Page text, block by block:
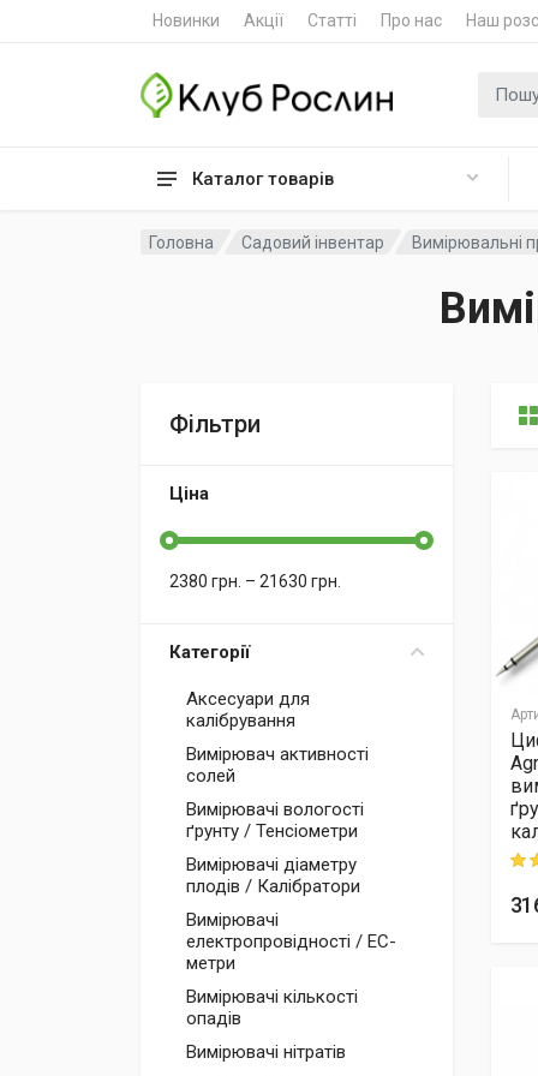
Новинки Акції Статті Про нас Наш
Каталог товарів
Пошук
Головна Садовий інвентар Вимірювальні
Фільтри
Ціна
2380 грн. – 21630 грн.
Категорії
Аксесуари для
калібрування
Вимірювач активності
солей
Вимірювачі вологості
ґрунту / Тенсіометри
Вимірювачі діаметру
плодів / Калібратори
Вимірювачі
електропровідності / EC-
метри
Вимірювачі кількості
опадів
Вимірювачі нітратів